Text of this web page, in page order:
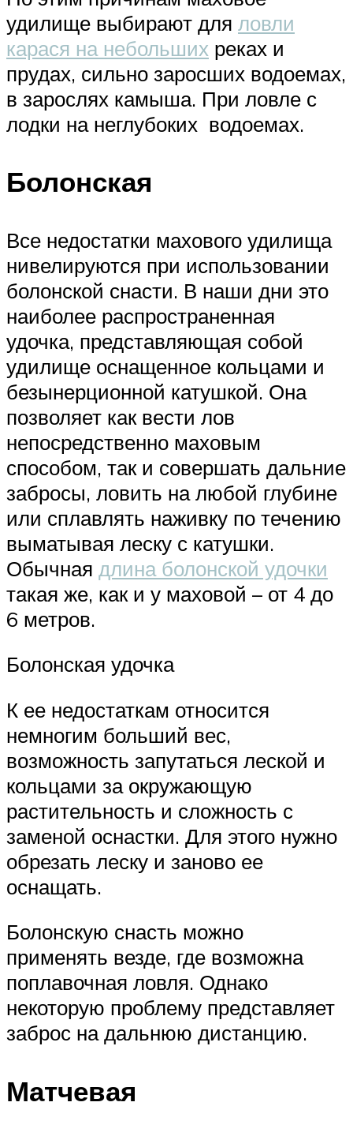
удилище выбирают для ловли
карася на небольших реках и
прудах, сильно заросших водоемах,
в зарослях камыша. При ловле с
лодки на неглубоких водоемах.
Болонская
Все недостатки махового удилища
нивелируются при использовании
болонской снасти. В наши дни это
наиболее распространенная
удочка, представляющая собой
удилище оснащенное кольцами и
безынерционной катушкой. Она
позволяет как вести лов
непосредственно маховым
способом, так и совершать дальние
забросы, ловить на любой глубине
или сплавлять наживку по течению
выматывая леску с катушки.
Обычная длина болонской удочки
такая же, как и у маховой – от 4 до
6 метров.
Болонская удочка
К ее недостаткам относится
немногим больший вес,
возможность запутаться леской и
кольцами за окружающую
растительность и сложность с
заменой оснастки. Для этого нужно
обрезать леску и заново ее
оснащать.
Болонскую снасть можно
применять везде, где возможна
поплавочная ловля. Однако
некоторую проблему представляет
заброс на дальнюю дистанцию.
Матчевая